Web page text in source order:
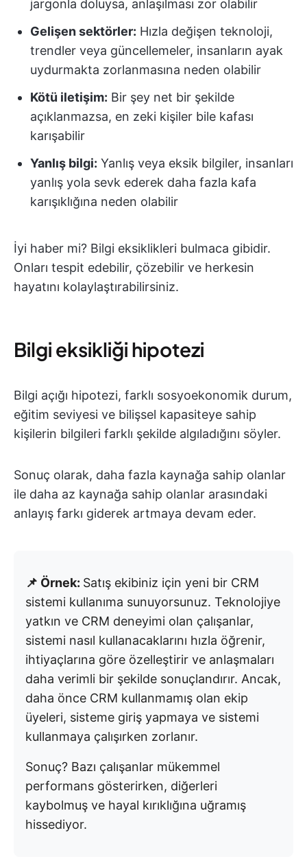
jargonla doluysa, anlaşılması zor olabilir
Gelişen sektörler: Hızla değişen teknoloji,
trendler veya güncellemeler, insanların ayak
uydurmakta zorlanmasına neden olabilir
Kötü iletişim: Bir şey net bir şekilde
açıklanmazsa, en zeki kişiler bile kafası
karışabilir
Yanlış bilgi: Yanlış veya eksik bilgiler, insanları
yanlış yola sevk ederek daha fazla kafa
karışıklığına neden olabilir
İyi haber mi? Bilgi eksiklikleri bulmaca gibidir.
Onları tespit edebilir, çözebilir ve herkesin
hayatını kolaylaştırabilirsiniz.
Bilgi eksikliği hipotezi
Bilgi açığı hipotezi, farklı sosyoekonomik durum,
eğitim seviyesi ve bilişsel kapasiteye sahip
kişilerin bilgileri farklı şekilde algıladığını söyler.
Sonuç olarak, daha fazla kaynağa sahip olanlar
ile daha az kaynağa sahip olanlar arasındaki
anlayış farkı giderek artmaya devam eder.
📌 Örnek: Satış ekibiniz için yeni bir CRM
sistemi kullanıma sunuyorsunuz. Teknolojiye
yatkın ve CRM deneyimi olan çalışanlar,
sistemi nasıl kullanacaklarını hızla öğrenir,
ihtiyaçlarına göre özelleştirir ve anlaşmaları
daha verimli bir şekilde sonuçlandırır. Ancak,
daha önce CRM kullanmamış olan ekip
üyeleri, sisteme giriş yapmaya ve sistemi
kullanmaya çalışırken zorlanır.
Sonuç? Bazı çalışanlar mükemmel
performans gösterirken, diğerleri
kaybolmuş ve hayal kırıklığına uğramış
hissediyor.